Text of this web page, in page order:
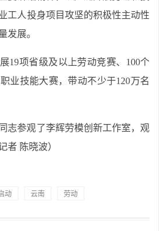
工人投身项目攻坚的积极性主动性
发展。
19项省级及以上劳动竞赛、100个
业技能大赛，带动不少于120万名
志参观了李辉劳模创新工作室，观
者 陈晓波）
动 云南 劳动